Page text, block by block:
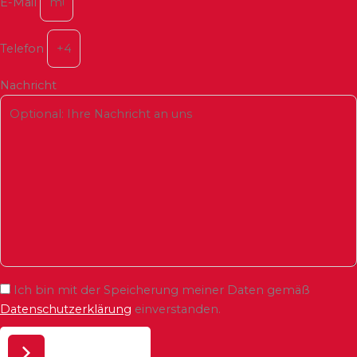
Telefon
Nachricht
Ich bin mit der Speicherung meiner Daten gemäß
Datenschutzerklärung einverstanden.